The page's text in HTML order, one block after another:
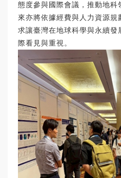
態度參與國際會議，推動地
來亦將依據經費與人力資源規
求讓臺灣在地球科學與永續發
際看見與重視。